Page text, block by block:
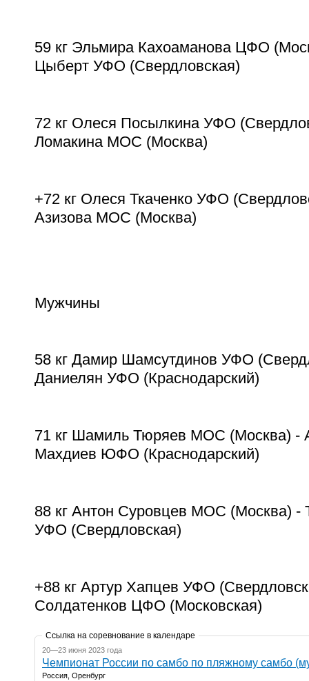
59 кг Эльмира Кахоаманова ЦФО
Цыберт УФО (Свердловская)
72 кг Олеся Посылкина УФО
Ломакина МОС (Москва)
+72 кг Олеся Ткаченко УФО
Азизова МОС (Москва)
Мужчины
58 кг Дамир Шамсутдинов УФО
Даниелян УФО (Краснодарский)
71 кг Шамиль Тюряев МОС (Москва) -
Махдиев ЮФО (Краснодарский)
88 кг Антон Суровцев МОС (Москва) -
УФО (Свердловская)
+88 кг Артур Хапцев УФО
Солдатенков ЦФО (Московская)
Ссылка на соревнование в календаре
20—23 июня 2023 года
Чемпионат России по самбо по пляжному самбо
Россия, Оренбург